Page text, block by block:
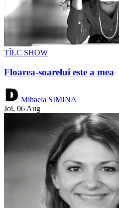
TÎLC SHOW
Floarea-soarelui este a mea
Mihaela SIMINA
Joi, 06 Aug